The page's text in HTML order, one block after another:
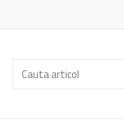
Cauta
articol: